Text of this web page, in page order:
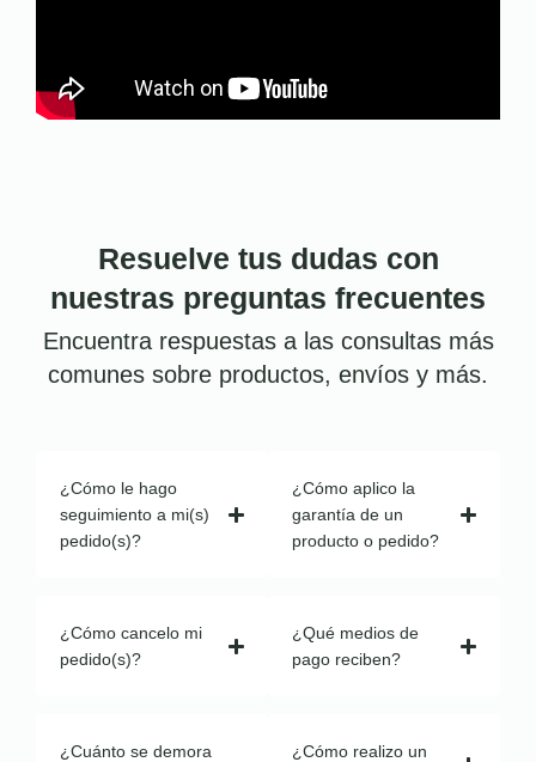
Resuelve tus dudas con
nuestras preguntas frecuentes
Encuentra respuestas a las consultas más
comunes sobre productos, envíos y más.
¿Cómo le hago
seguimiento a mi(s)
pedido(s)?
¿Cómo cancelo mi
pedido(s)?
¿Cuánto se demora
¿Cómo aplico la
garantía de un
producto o pedido?
¿Qué medios de
pago reciben?
¿Cómo realizo un